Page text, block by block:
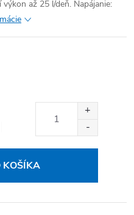
až 25 l/deň. Napájanie:
KOŠÍKA